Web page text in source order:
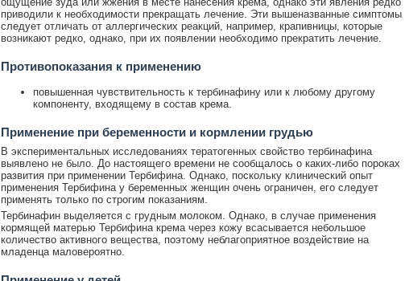
приводили к необходимости прекращать лечение. Эти вышеназванные симптомы
следует отличать от аллергических реакций, например, крапивницы, которые
возникают редко, однако, при их появлении необходимо прекратить лечение.
Противопоказания к применению
повышенная чувствительность к тербинафину или к любому другому
компоненту, входящему в состав крема.
Применение при беременности и кормлении грудью
В экспериментальных исследованиях тератогенных свойство тербинафина
выявлено не было. До настоящего времени не сообщалось о каких-либо пороках
развития при применении Тербифина. Однако, поскольку клинический опыт
применения Тербифина у беременных женщин очень ограничен, его следует
применять только по строгим показаниям.
Тербинафин выделяется с грудным молоком. Однако, в случае применения
кормящей матерью Тербифина крема через кожу всасывается небольшое
количество активного вещества, поэтому неблагоприятное воздействие на
младенца маловероятно.